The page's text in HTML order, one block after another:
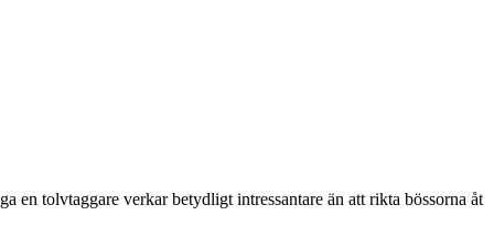
en tolvtaggare verkar betydligt intressantare än att rikta bössorna åt